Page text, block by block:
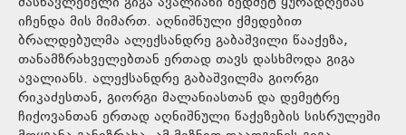
იჩენდა მის მიმართ. აღნიშნული ქმედებით
ბრალდებულმა ალექსანდრე გაბაშვილი წააქეზა,
თანამზრახველებთან ერთად თავს დასხმოდა გიგა
ავალიანს. ალექსანდრე გაბაშვილმა გიორგი
რიკაძესთან, გიორგი მალანიასთან და დემეტრე
ჩიქოვანთან ერთად აღნიშნული წაქეზების სისრულეში